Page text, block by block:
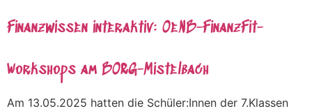
Finanzwissen interaktiv: OeNB-FinanzFit-
Workshops am BORG-Mistelbach
Am 13.05.2025 hatten die Schüler:Innen der 7.Klassen